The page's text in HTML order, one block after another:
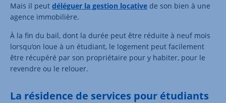
Mais il peut déléguer la gestion locative de son bien à une
agence immobilière.
À la fin du bail, dont la durée peut être réduite à neuf mois
lorsqu’on loue à un étudiant, le logement peut facilement
être récupéré par son propriétaire pour y habiter, pour le
revendre ou le relouer.
La résidence de services pour étudiants